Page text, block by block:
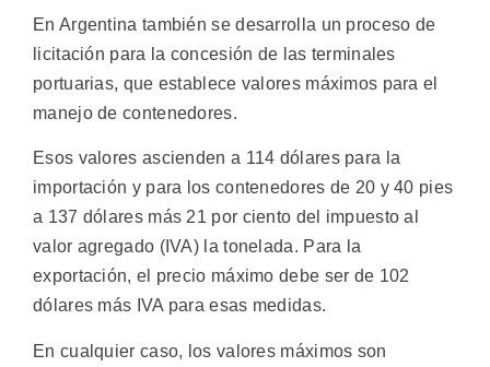
En Argentina también se desarrolla un proceso de
licitación para la concesión de las terminales
portuarias, que establece valores máximos para el
manejo de contenedores.
Esos valores ascienden a 114 dólares para la
importación y para los contenedores de 20 y 40 pies
a 137 dólares más 21 por ciento del impuesto al
valor agregado (IVA) la tonelada. Para la
exportación, el precio máximo debe ser de 102
dólares más IVA para esas medidas.
En cualquier caso, los valores máximos son